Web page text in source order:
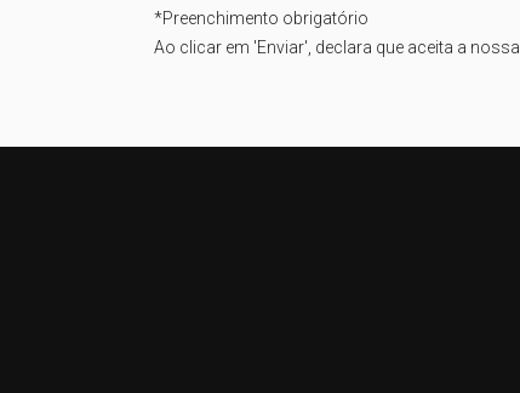
*Preenchimento obrigatório
Ao clicar em 'Enviar', declara que aceita a nossa